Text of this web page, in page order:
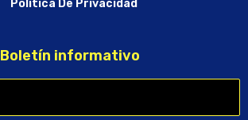
Política De Privacidad
Boletín informativo